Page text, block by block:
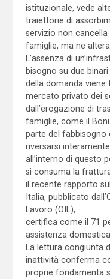
istituzionale, vede
traiettorie di
servizio non
famiglie, ma ne
L’assenza di
bisogno su due
della domanda viene
mercato privato dei
dall’erogazione di
famiglie, come il
parte del fabbisogno
riversarsi
all’interno di questo
si consuma la
il recente rapporto
Italia, pubblicato
Lavoro (OIL),
certifica come il 71
assistenza
La lettura congiunta
inattività conferma
proprie fondamenta